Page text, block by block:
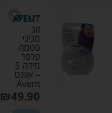
זוג
מגיני
פטמה
פרפר
מידה S
– אוונט
Avent
₪49.90